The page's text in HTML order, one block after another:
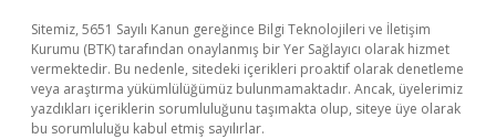
Sitemiz, 5651 Sayılı Kanun gereğince Bilgi Teknolojileri ve İletişim
Kurumu (BTK) tarafından onaylanmış bir Yer Sağlayıcı olarak hizmet
vermektedir. Bu nedenle, sitedeki içerikleri proaktif olarak denetleme
veya araştırma yükümlülüğümüz bulunmamaktadır. Ancak, üyelerimiz
yazdıkları içeriklerin sorumluluğunu taşımakta olup, siteye üye olarak
bu sorumluluğu kabul etmiş sayılırlar.